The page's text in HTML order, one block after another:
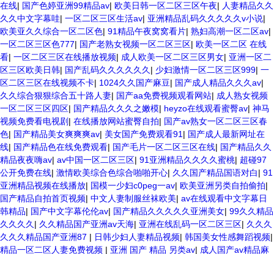
在线| 国产色婷亚洲99精品av| 欧美日韩一区二区三区午夜| 人妻精品久久
久久中文字幕哇| 一区二区三区生活av| 亚洲精品乱码久久久久久v小说|
欧美亚久久综合一区二区色| 91精品午夜窝窝看片| 熟妇高潮一区二区av|
一区二区三区色777| 国产老熟女视频一区二区三区| 欧美一区二区 在线
看| 一区二区三区在线播放视频| 成人欧美一区二区三区男女| 亚洲一区二
区三区欧美日韩| 国产乱码久久久久久久 | 少妇激情一区二区三区999| 一
区二区三区在线视频不卡| 1024久久国产麻豆| 国产成人精品久久久av|
久久综合狠狠综合五十路人妻| 国产aa免费视频观看网站| 成人熟女视频
一区二区三区四区| 国产精品久久久之嫩模| heyzo在线观看蜜臀av| 神马
视频免费看电视剧 | 在线播放网站蜜臀自拍| 国产av熟女一区二区三区春
色| 国产精品美女爽爽爽av| 美女国产免费观看91 | 国产成人最新网址在
线| 国产精品色在线免费观看| 国产毛片一区二区三区在线| 国产精品久久
精品夜夜嗨av| av中国一区二区三区| 91亚洲精品久久久久蜜桃| 超碰97
公开免费在线| 激情欧美综合色综合啪啪开心| 久久国产精品国语对白| 91
亚洲精品视频在线播放| 国模一少妇c0peg一av| 欧美亚洲另类自拍偷拍|
国产精品自拍首页视频| 中文人妻制服丝袜欧美| av在线观看中文字幕日
韩精品| 国产中文字幕伦伦av| 国产精品久久久久久亚洲美女| 99久久精品
久久久久 | 久久精品国产亚洲av天海| 亚洲在线乱码一区二区三区| 久久久
久久久精品国产亚洲87 | 日韩少妇人妻精品视频| 韩国美女性感舞蹈视频|
精品一区二区人妻免费视频 | 亚洲 国产 精品 另类av| 成人国产av精品麻